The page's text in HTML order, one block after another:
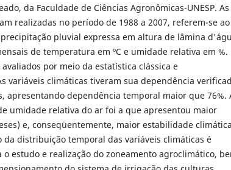
da Faculdade de Ciências Agronômicas-UNESP. As
realizadas no período de 1988 a 2007, referem-se ao
pluvial expressa em altura de lâmina
de temperatura em ºC e umidade relativa em %.
por meio da estatística clássica e
variáveis climáticas tiveram sua dependência
apresentando dependência temporal maior que 76%.
umidade relativa do ar foi a que apresentou maior
e, conseqüentemente, maior estabilidade
da distribuição temporal das variáveis climáticas é
estudo e realização do zoneamento agroclimático,